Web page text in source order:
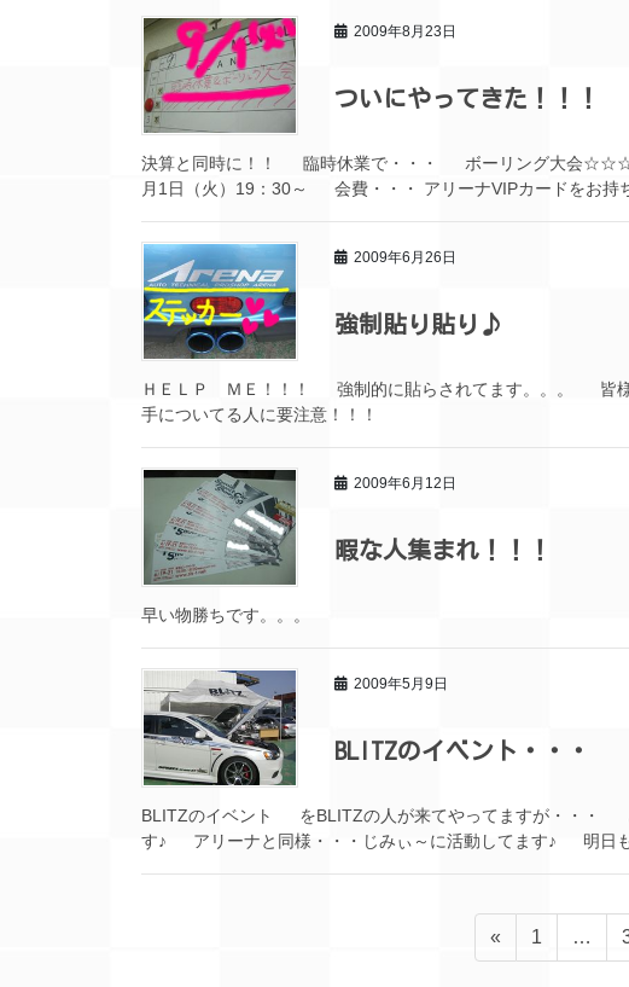
2009年8月23日
ついにやってきた！！！
決算と同時に！！ 臨時休業で・・・ ボーリング大会
月1日（火）19：30～ 会費・・・ アリーナVIPカードをお持
2009年6月26日
強制貼り貼り♪
ＨＥＬＰ ＭＥ！！！ 強制的に貼らされてます。。。 皆
手についてる人に要注意！！！
2009年6月12日
暇な人集まれ！！！
早い物勝ちです。。。
2009年5月9日
BLITZのイベント・・・
BLITZのイベント をBLITZの人が来てやってますが・・・
す♪ アリーナと同様・・・じみぃ～に活動してます♪ 明
«
ペ
ー
1 …